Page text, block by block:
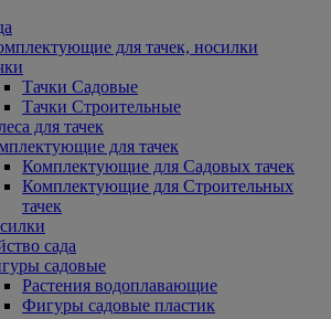
для тачек, носилки
Тачки Садовые
Тачки Строительные
для тачек
для тачек
Комплектующие для Садовых тачек
Комплектующие для Строительных
тачек
сада
садовые
Растения водоплавающие
Фигуры садовые пластик